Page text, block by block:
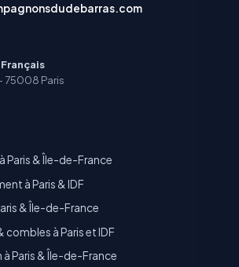
75008 Paris
Paris & Île-de-France
à Paris & IDF
& Île-de-France
combles à Paris et IDF
Paris & Île-de-France